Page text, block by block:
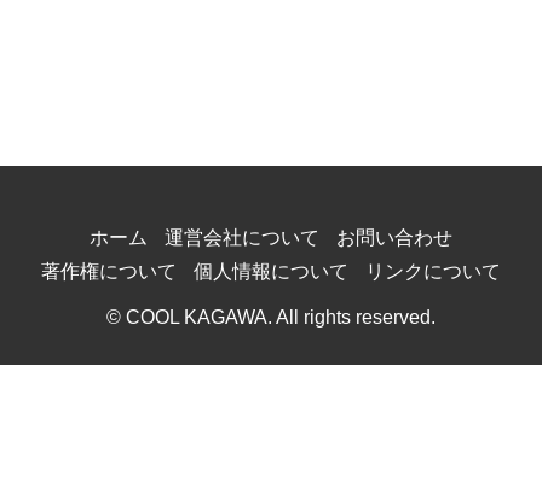
ホーム 運営会社について
お問い合わせ
著作権について
個人情報について リンクについて
© COOL KAGAWA. All rights reserved.